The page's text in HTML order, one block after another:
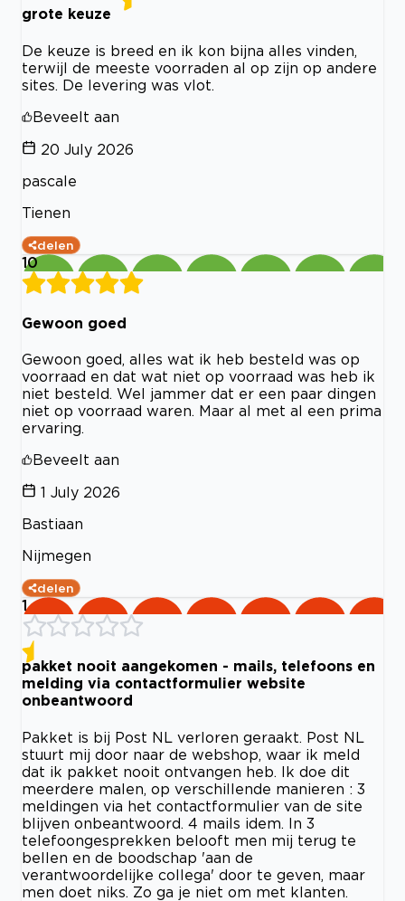
grote keuze
De keuze is breed en ik kon bijna alles vinden,
terwijl de meeste voorraden al op zijn op andere
sites. De levering was vlot.
Beveelt aan
20 July 2026
pascale
Tienen
delen
10
Gewoon goed
Gewoon goed, alles wat ik heb besteld was op
voorraad en dat wat niet op voorraad was heb ik
niet besteld. Wel jammer dat er een paar dingen
niet op voorraad waren. Maar al met al een prima
ervaring.
Beveelt aan
1 July 2026
Bastiaan
Nijmegen
delen
1
pakket nooit aangekomen - mails, telefoons en
melding via contactformulier website
onbeantwoord
Pakket is bij Post NL verloren geraakt. Post NL
stuurt mij door naar de webshop, waar ik meld
dat ik pakket nooit ontvangen heb. Ik doe dit
meerdere malen, op verschillende manieren : 3
meldingen via het contactformulier van de site
blijven onbeantwoord. 4 mails idem. In 3
telefoongesprekken belooft men mij terug te
bellen en de boodschap 'aan de
verantwoordelijke collega' door te geven, maar
men doet niks. Zo ga je niet om met klanten.